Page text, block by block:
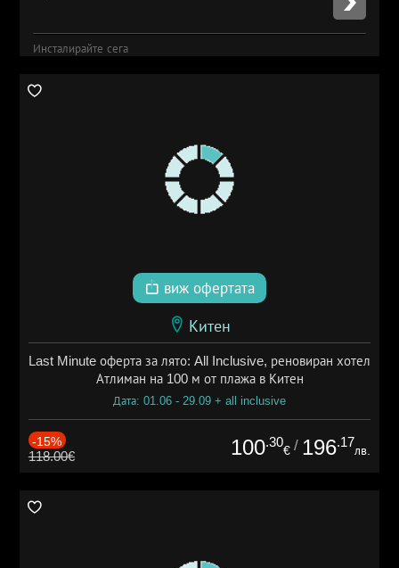
Инсталирайте сега
виж офертата
Китен
Last Minute оферта за лято: All Inclusive, реновиран хотел
Атлиман на 100 м от плажа в Китен
Дата: 01.06 - 29.09 + all inclusive
-15%
118.00€ 100.30
€ / 196.17
лв.